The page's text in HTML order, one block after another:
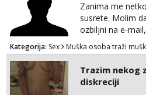
Zanima me
susrete. Molim
ozbiljni na e-
vitke građe,
diskrecija su mi
maksimalno
tip.
Kategorija: Sex Muška osoba traži
Trazim nekog
diskreciji